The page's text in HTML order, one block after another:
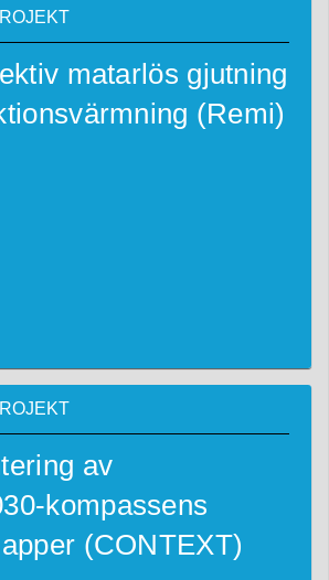
matarlös gjutning
(Remi)
av
kompassens
(CONTEXT)